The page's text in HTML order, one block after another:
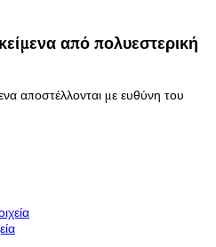
από πολυεστερική
αποστέλλονται με ευθύνη του